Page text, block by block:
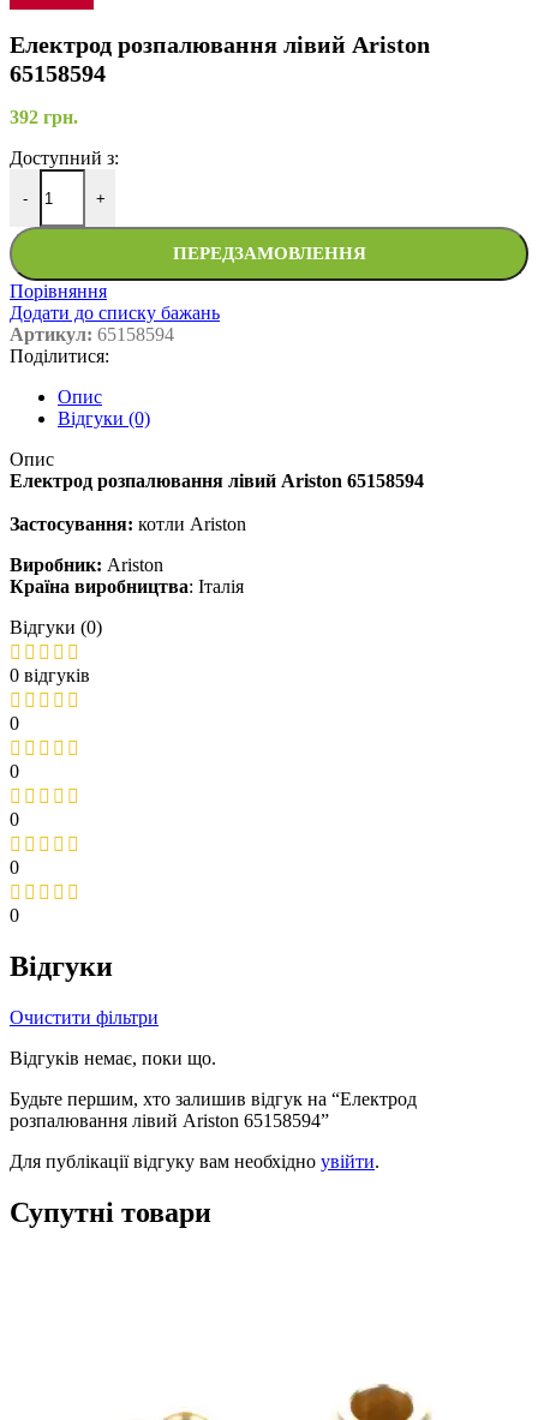
Електрод розпалювання лівий Ariston
65158594
392 грн.
Доступний з:
- +
ПЕРЕДЗАМОВЛЕННЯ
Порівняння
Додати до списку бажань
Артикул: 65158594
Поділитися:
Опис
Відгуки (0)
Опис
Електрод розпалювання лівий Ariston 65158594
Застосування: котли Ariston
Виробник: Ariston
Країна виробництва: Італія
Відгуки (0)
0 відгуків
0
0
0
0
0
Відгуки
Очистити фільтри
Відгуків немає, поки що.
Будьте першим, хто залишив відгук на “Електрод
розпалювання лівий Ariston 65158594”
Для публікації відгуку вам необхідно увійти.
Супутні товари